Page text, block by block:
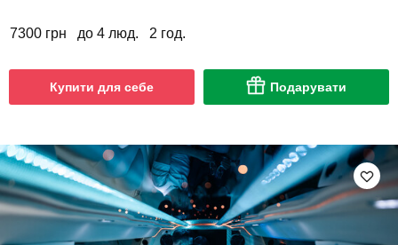
7300 грн до 4 люд. 2 год.
Купити для себе Подарувати